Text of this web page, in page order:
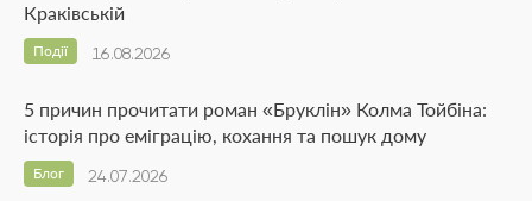
Краківській
16.08.2026
Події
5 причин прочитати роман «Бруклін» Колма Тойбіна:
історія про еміграцію, кохання та пошук дому
24.07.2026
Блог